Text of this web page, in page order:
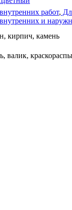
работ,
и
кирпич, камень
валик,